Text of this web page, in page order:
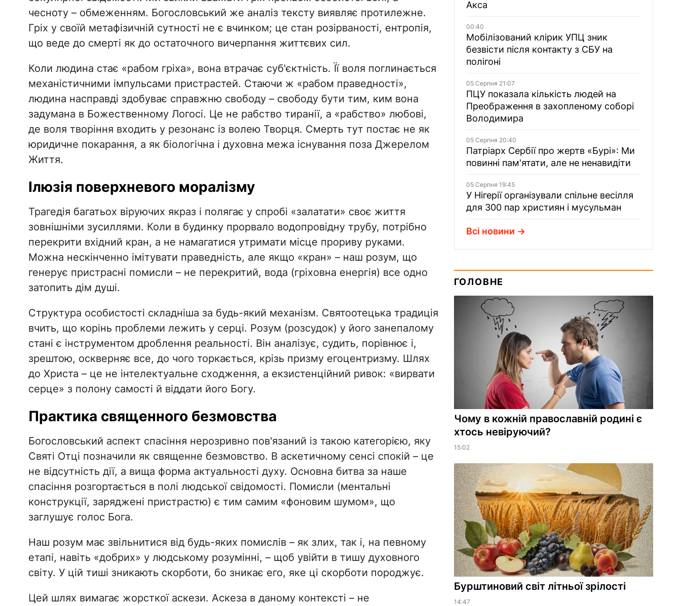
чесноту – обмеженням. Богословський же аналіз тексту виявляє протилежне.
Гріх у своїй метафізичній сутності не є вчинком; це стан розірваності, ентропія,
що веде до смерті як до остаточного вичерпання життєвих сил.
​Коли людина стає «рабом гріха», вона втрачає суб'єктність. Її воля поглинається
механістичними імпульсами пристрастей. Стаючи ж «рабом праведності»,
людина насправді здобуває справжню свободу – свободу бути тим, ким вона
задумана в Божественному Логосі. Це не рабство тиранії, а «рабство» любові,
де воля творіння входить у резонанс із волею Творця. Смерть тут постає не як
юридичне покарання, а як біологічна і духовна межа існування поза Джерелом
Життя.
​Ілюзія поверхневого моралізму
​Трагедія багатьох віруючих якраз і полягає у спробі «залатати» своє життя
зовнішніми зусиллями. Коли в будинку прорвало водопровідну трубу, потрібно
перекрити вхідний кран, а не намагатися утримати місце прориву руками.
Можна нескінченно імітувати праведність, але якщо «кран» – наш розум, що
генерує пристрасні помисли – не перекритий, вода (гріховна енергія) все одно
затопить дім душі.
​Структура особистості складніша за будь-який механізм. Святоотецька традиція
вчить, що корінь проблеми лежить у серці. Розум (розсудок) у його занепалому
стані є інструментом дроблення реальності. Він аналізує, судить, порівнює і,
зрештою, оскверняє все, до чого торкається, крізь призму егоцентризму. Шлях
до Христа – це не інтелектуальне сходження, а екзистенційний ривок: «вирвати
серце» з полону самості й віддати його Богу.
​Практика священного безмовства
​Богословський аспект спасіння нерозривно пов'язаний із такою категорією, яку
Святі Отці позначили як священне безмовство. В аскетичному сенсі спокій – це
не відсутність дії, а вища форма актуальності духу. Основна битва за наше
спасіння розгортається в полі людської свідомості. Помисли (ментальні
конструкції, заряджені пристрастю) є тим самим «фоновим шумом», що
заглушує голос Бога.
​Наш розум має звільнитися від будь-яких помислів – як злих, так і, на певному
етапі, навіть «добрих» у людському розумінні, – щоб увійти в тишу духовного
світу. У цій тиші зникають скорботи, бо зникає его, яке ці скорботи породжує.
​Цей шлях вимагає жорсткої аскези. Аскеза в даному контексті – не
Акса
00:40
Мобілізований клірик УПЦ зник
безвісти після контакту з СБУ на
полігоні
05 Серпня 21:07
ПЦУ показала кількість людей на
Преображення в захопленому соборі
Володимира
05 Серпня 20:40
Патріарх Сербії про жертв «Бурі»: Ми
повинні пам'ятати, але не ненавидіти
05 Серпня 19:45
У Нігерії організували спільне весілля
для 300 пар християн і мусульман
Всі новини
ГОЛОВНЕ
Чому в кожній православній родині є
хтось невіруючий?
15:02
Бурштиновий світ літньої зрілості
14:47